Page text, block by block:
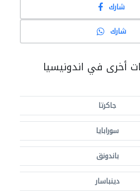
شارك
شارك
أخرى في اندونيسيا
جاكرتا
سورابايا
باندونق
دينباسار